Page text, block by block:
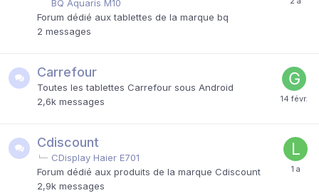
BQ Aquaris M10
Forum dédié aux tablettes de la marque bq
2 messages
Carrefour
Toutes les tablettes Carrefour sous Android
2,6k messages
Cdiscount
CDisplay Haier E701
Forum dédié aux produits de la marque Cdiscount
2,9k messages